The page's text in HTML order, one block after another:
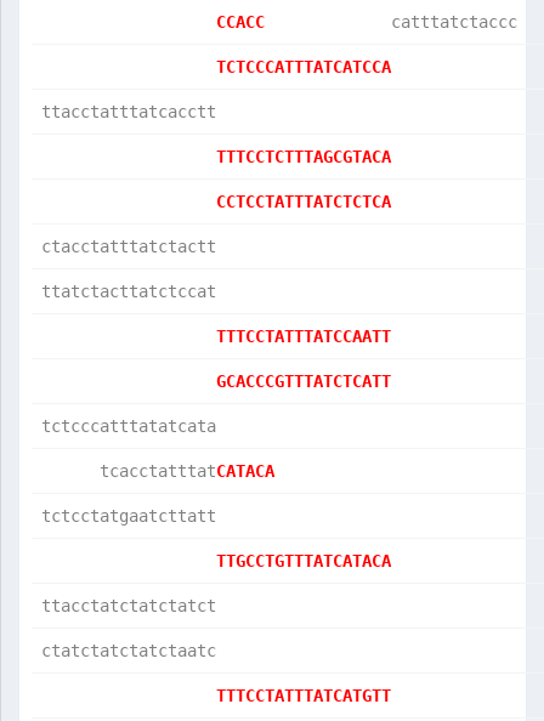
CCACC
TCTCCCATTTATCATCCA
ttacctatttatcacctt
TTTCCTCTTTAGCGTACA
CCTCCTATTTATCTCTCA
ctacctatttatctactt
ttatctacttatctccat
TTTCCTATTTATCCAATT
GCACCCGTTTATCTCATT
tctcccatttatatcata
      tcacctatttat
CATACA
tctcctatgaatcttatt
TTGCCTGTTTATCATACA
ttacctatctatctatct
ctatctatctatctaatc
TTTCCTATTTATCATGTT